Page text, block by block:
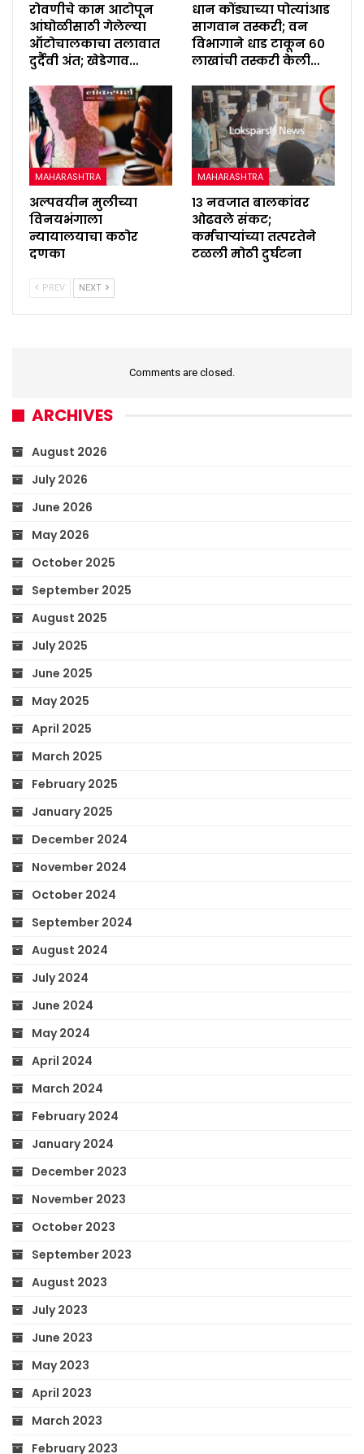
रोवणीचे काम आटोपून
आंघोळीसाठी गेलेल्या
ऑटोचालकाचा तलावात
दुर्दैवी अंत; खेडेगाव…
धान कोंड्याच्या पोत्यांआड
सागवान तस्करी; वन
विभागाने धाड टाकून ६०
लाखांची तस्करी केली…
MAHARASHTRA
अल्पवयीन मुलीच्या
विनयभंगाला
न्यायालयाचा कठोर
दणका
MAHARASHTRA
१३ नवजात बालकांवर
ओढवले संकट;
कर्मचाऱ्यांच्या तत्परतेने
टळली मोठी दुर्घटना
PREV NEXT
Comments are closed.
ARCHIVES
August 2026
July 2026
June 2026
May 2026
October 2025
September 2025
August 2025
July 2025
June 2025
May 2025
April 2025
March 2025
February 2025
January 2025
December 2024
November 2024
October 2024
September 2024
August 2024
July 2024
June 2024
May 2024
April 2024
March 2024
February 2024
January 2024
December 2023
November 2023
October 2023
September 2023
August 2023
July 2023
June 2023
May 2023
April 2023
March 2023
February 2023